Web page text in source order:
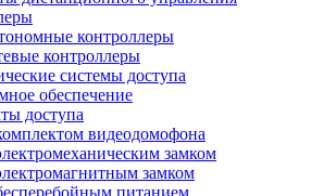
контроллеры
контроллеры
системы доступа
обеспечение
доступа
видеодомофона
замком
замком
питанием